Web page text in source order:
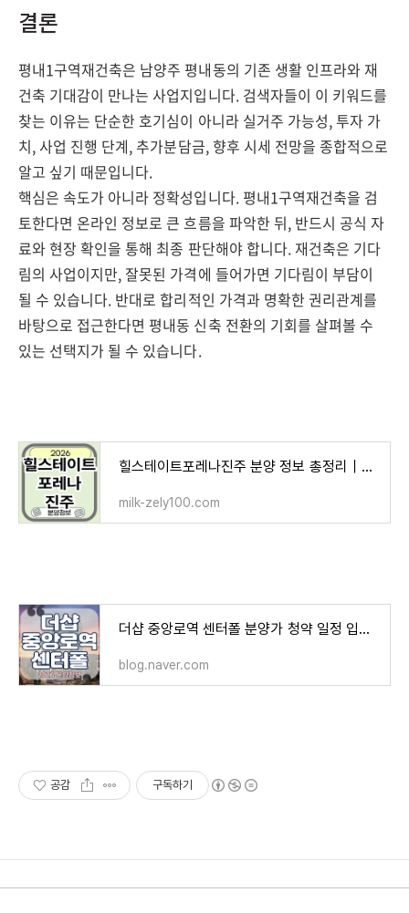
결론
평내1구역재건축은 남양주 평내동의 기존 생활 인프라와 재
건축 기대감이 만나는 사업지입니다. 검색자들이 이 키워드를
찾는 이유는 단순한 호기심이 아니라 실거주 가능성, 투자 가
치, 사업 진행 단계, 추가분담금, 향후 시세 전망을 종합적으로
알고 싶기 때문입니다.
핵심은 속도가 아니라 정확성입니다. 평내1구역재건축을 검
토한다면 온라인 정보로 큰 흐름을 파악한 뒤, 반드시 공식 자
료와 현장 확인을 통해 최종 판단해야 합니다. 재건축은 기다
림의 사업이지만, 잘못된 가격에 들어가면 기다림이 부담이
될 수 있습니다. 반대로 합리적인 가격과 명확한 권리관계를
바탕으로 접근한다면 평내동 신축 전환의 기회를 살펴볼 수
있는 선택지가 될 수 있습니다.
힐스테이트포레나진주 분양 정보 총정리｜입지·분양가·미래가치 분석
milk-zely100.com
더샵 중앙로역 센터폴 분양가 청약 일정 입지 분석 총정리
blog.naver.com
공감 구독하기